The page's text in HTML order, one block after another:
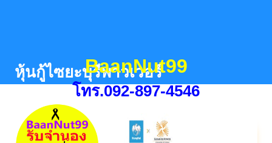
content
BaanNut99
โทร.092-897-4546
หุ้นกู้ไซยะบุรีพาวเวอร์